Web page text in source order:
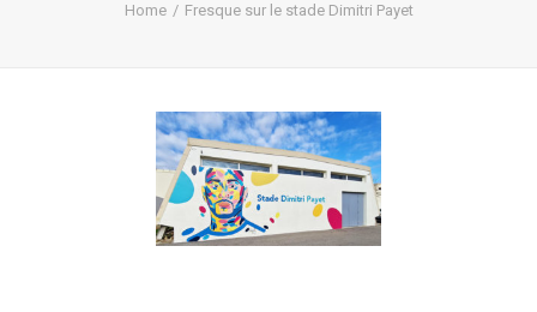
Biography & Exhibitions
Home Fresque sur le stade Dimitri Payet